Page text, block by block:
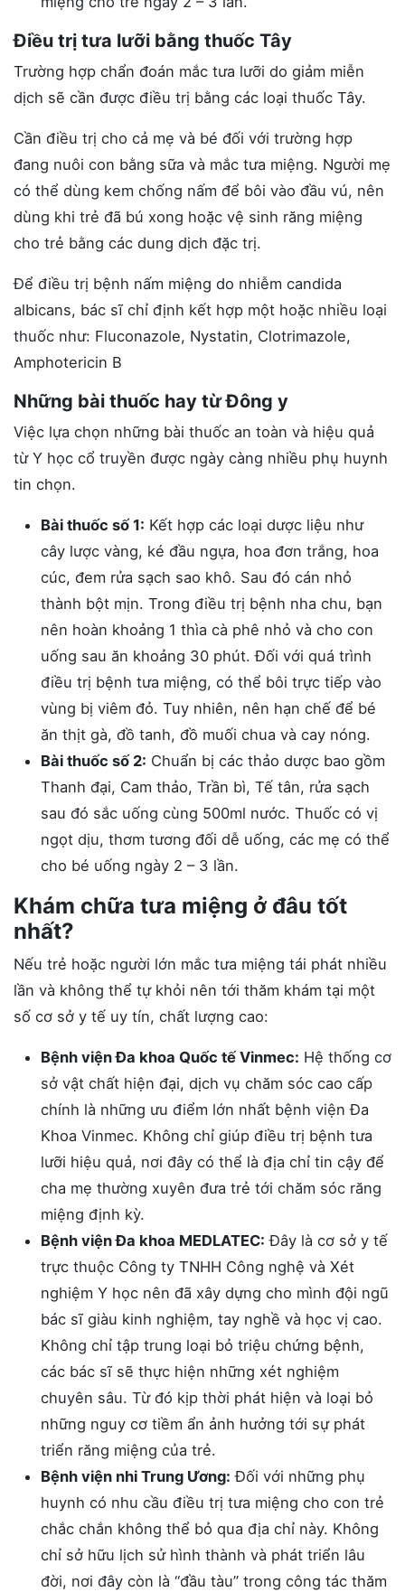
Điều trị tưa lưỡi bằng thuốc Tây
Trường hợp chẩn đoán mắc tưa lưỡi do giảm miễn
dịch sẽ cần được điều trị bằng các loại thuốc Tây.
Cần điều trị cho cả mẹ và bé đối với trường hợp
đang nuôi con bằng sữa và mắc tưa miệng. Người mẹ
có thể dùng kem chống nấm để bôi vào đầu vú, nên
dùng khi trẻ đã bú xong hoặc vệ sinh răng miệng
cho trẻ bằng các dung dịch đặc trị.
Để điều trị bệnh nấm miệng do nhiễm candida
albicans, bác sĩ chỉ định kết hợp một hoặc nhiều loại
thuốc như: Fluconazole, Nystatin, Clotrimazole,
Amphotericin B
Những bài thuốc hay từ Đông y
Việc lựa chọn những bài thuốc an toàn và hiệu quả
từ Y học cổ truyền được ngày càng nhiều phụ huynh
tin chọn.
Bài thuốc số 1: Kết hợp các loại dược liệu như
cây lược vàng, ké đầu ngựa, hoa đơn trắng, hoa
cúc, đem rửa sạch sao khô. Sau đó cán nhỏ
thành bột mịn. Trong điều trị bệnh nha chu, bạn
nên hoàn khoảng 1 thìa cà phê nhỏ và cho con
uống sau ăn khoảng 30 phút. Đối với quá trình
điều trị bệnh tưa miệng, có thể bôi trực tiếp vào
vùng bị viêm đỏ. Tuy nhiên, nên hạn chế để bé
ăn thịt gà, đồ tanh, đồ muối chua và cay nóng.
Bài thuốc số 2: Chuẩn bị các thảo dược bao gồm
Thanh đại, Cam thảo, Trần bì, Tế tân, rửa sạch
sau đó sắc uống cùng 500ml nước. Thuốc có vị
ngọt dịu, thơm tương đối dễ uống, các mẹ có thể
cho bé uống ngày 2 – 3 lần.
Khám chữa tưa miệng ở đâu tốt
nhất?
Nếu trẻ hoặc người lớn mắc tưa miệng tái phát nhiều
lần và không thể tự khỏi nên tới thăm khám tại một
số cơ sở y tế uy tín, chất lượng cao:
Bệnh viện Đa khoa Quốc tế Vinmec: Hệ thống cơ
sở vật chất hiện đại, dịch vụ chăm sóc cao cấp
chính là những ưu điểm lớn nhất bệnh viện Đa
Khoa Vinmec. Không chỉ giúp điều trị bệnh tưa
lưỡi hiệu quả, nơi đây có thể là địa chỉ tin cậy để
cha mẹ thường xuyên đưa trẻ tới chăm sóc răng
miệng định kỳ.
Bệnh viện Đa khoa MEDLATEC: Đây là cơ sở y tế
trực thuộc Công ty TNHH Công nghệ và Xét
nghiệm Y học nên đã xây dựng cho mình đội ngũ
bác sĩ giàu kinh nghiệm, tay nghề và học vị cao.
Không chỉ tập trung loại bỏ triệu chứng bệnh,
các bác sĩ sẽ thực hiện những xét nghiệm
chuyên sâu. Từ đó kịp thời phát hiện và loại bỏ
những nguy cơ tiềm ẩn ảnh hưởng tới sự phát
triển răng miệng của trẻ.
Bệnh viện nhi Trung Ương: Đối với những phụ
huynh có nhu cầu điều trị tưa miệng cho con trẻ
chắc chắn không thể bỏ qua địa chỉ này. Không
chỉ sở hữu lịch sử hình thành và phát triển lâu
đời, nơi đây còn là “đầu tàu” trong công tác thăm